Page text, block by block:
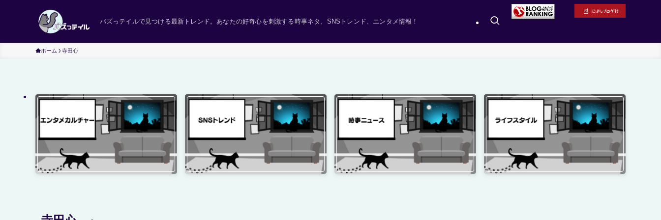
バズっテイルで見つける最新トレンド。あなたの好奇心を刺激する時事ネタ、SNSトレンド、エンタメ情報！
ホーム 寺田心